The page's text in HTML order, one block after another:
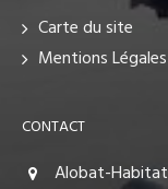
Carte du site
Mentions Légales
CONTACT
Alobat-Habitat